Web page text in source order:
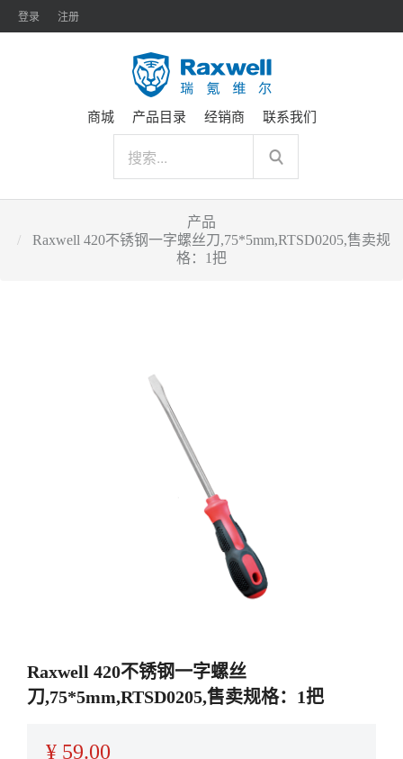
登录 注册
商城 产品目录 经销商 联系我们
产品
Raxwell 420不锈钢一字螺丝刀,75*5mm,RTSD0205,售卖规
格：1把
Raxwell 420不锈钢一字螺丝
刀,75*5mm,RTSD0205,售卖规格：1把
¥ 59.00